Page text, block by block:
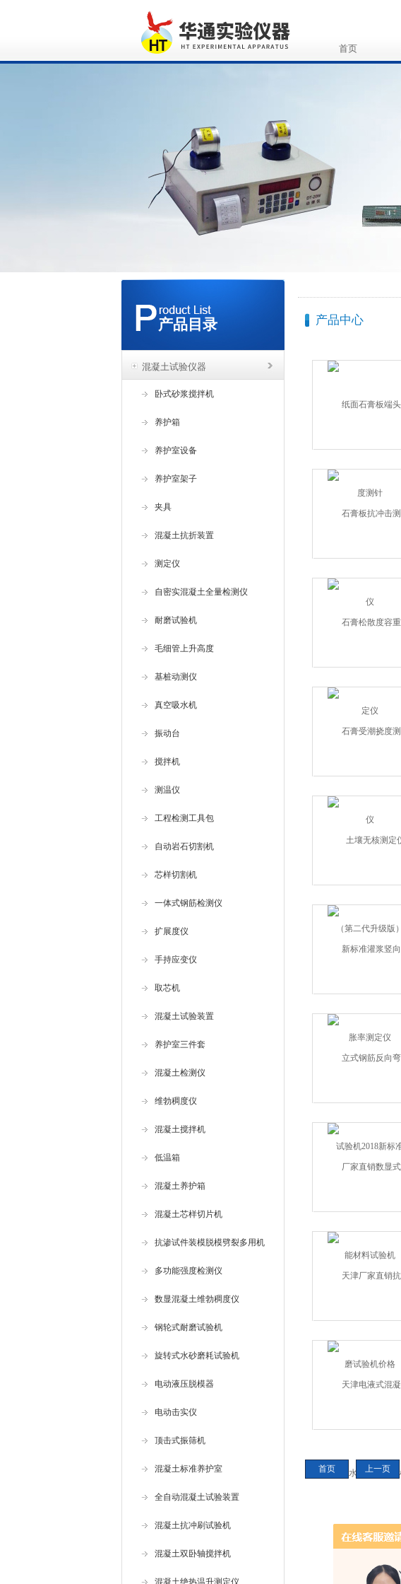
首页
产品目录
混凝土试验仪器
卧式砂浆搅拌机
养护箱
养护室设备
养护室架子
夹具
混凝土抗折装置
测定仪
自密实混凝土全量检测仪
耐磨试验机
毛细管上升高度
基桩动测仪
真空吸水机
振动台
搅拌机
测温仪
工程检测工具包
自动岩石切割机
芯样切割机
一体式钢筋检测仪
扩展度仪
手持应变仪
取芯机
混凝土试验装置
养护室三件套
混凝土检测仪
维勃稠度仪
混凝土搅拌机
低温箱
混凝土养护箱
混凝土芯样切片机
抗渗试件装模脱模劈裂多用机
多功能强度检测仪
数显混凝土维勃稠度仪
钢轮式耐磨试验机
旋转式水砂磨耗试验机
电动液压脱模器
电动击实仪
顶击式振筛机
混凝土标准养护室
全自动混凝土试验装置
混凝土抗冲刷试验机
混凝土双卧轴搅拌机
混凝土绝热温升测定仪
产品中心
首页 上一页